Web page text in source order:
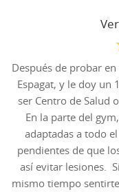
Después de probar
Espagat, y le doy un
ser Centro de Salud
En la parte del
adaptadas a todo
pendientes de que
así evitar lesiones.
mismo tiempo